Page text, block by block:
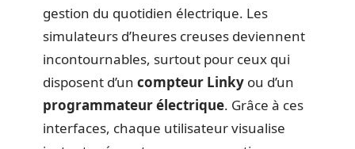
gestion du quotidien électrique. Les
simulateurs d’heures creuses deviennent
incontournables, surtout pour ceux qui
disposent d’un compteur Linky ou d’un
programmateur électrique. Grâce à ces
interfaces, chaque utilisateur visualise